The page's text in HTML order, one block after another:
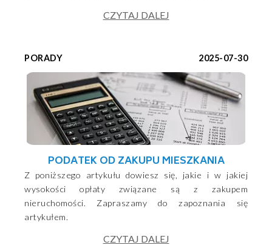
CZYTAJ DALEJ
PORADY 2025-07-30
PODATEK OD ZAKUPU MIESZKANIA
Z poniższego artykułu dowiesz się, jakie i w jakiej
wysokości opłaty związane są z zakupem
nieruchomości. Zapraszamy do zapoznania się
artykułem.
CZYTAJ DALEJ